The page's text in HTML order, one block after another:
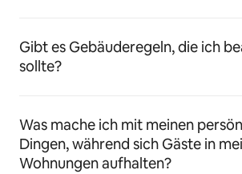
Gibt es Gebäuderegeln, die ich
sollte?
Was mache ich mit meinen
Dingen, während sich Gäste in
Wohnungen aufhalten?